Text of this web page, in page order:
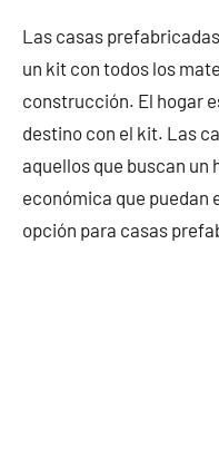
Las casas
un kit con todos los
construcción. El hogar
destino con el kit. Las
aquellos que buscan un
económica que puedan
opción para casas